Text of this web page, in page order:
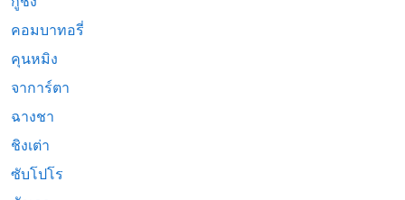
คอมบาทอรี่
คุนหมิง
จาการ์ตา
ฉางชา
ชิงเต่า
ซับโปโร